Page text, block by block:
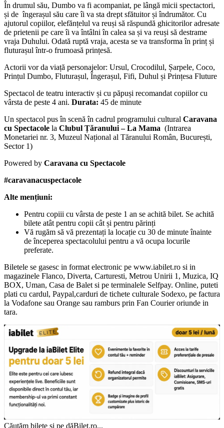
În drumul său, Dumbo va fi acompaniat, pe lângă micii spectactori,
și de îngerașul său care îi va sta drept sfătuitor și îndrumător. Cu
ajutorul copiilor, elefănțelul va reuși să răspundă ghicitorilor adresate
de prietenii pe care îi va întâlni în calea sa și va reuși să destrame
vraja Duhului. Odată ruptă vraja, acesta se va transforma în prinț și
fluturașul într-o frumoasă prințesă.
Actorii vor da viață personajelor: Ursul, Crocodilul, Șarpele, Coco,
Prințul Dumbo, Fluturașul, Îngerașul, Fifi, Duhul și Prințesa Fluture
Spectacol de teatru interactiv și cu păpuși recomandat copiilor cu
vârsta de peste 4 ani. Durata: 45 de minute
Un spectacol pus în scenă în cadrul programului cultural Caravana
cu Spectacole la Clubul Țăranului – La Mama (Intrarea
Monetariei nr. 3, Muzeul Național al Tăranului Român, București,
Sector 1)
Powered by Caravana cu Spectacole
#caravanacuspectacole
Alte mențiuni:
Pentru copiii cu vârsta de peste 1 an se achită bilet. Se achită
bilete atât pentru copii cât și pentru părinți
Vă rugăm să vă prezentați la locație cu 30 de minute înainte
de începerea spectacolului pentru a vă ocupa locurile
preferate.
Biletele se gasesc in format electronic pe www.iabilet.ro si in
magazinele Flanco, Diverta, Carturesti, Metrou Unirii 1, Muzica, IQ
BOX, Uman, Casa de Balet si pe terminalele Selfpay. Online, puteti
plati cu cardul, Paypal,carduri de tichete culturale Sodexo, pe factura
la Vodafone sau Orange sau ramburs prin Fan Courier oriunde in
tara.
Căutăm bilete și pe dăBilet.ro...